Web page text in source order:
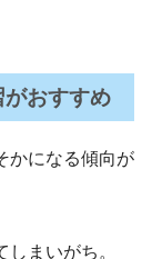
おすすめ
かになる傾向が
まいがち。